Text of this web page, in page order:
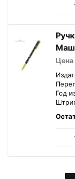
Цена
Год